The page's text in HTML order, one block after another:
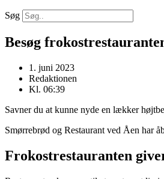
Søg
Besøg
1. juni 2023
Redaktionen
Kl. 06:39
Savner du at kunne nyde en lækker
Smørrebrød og Restaurant ved Åen har
Frokostrestauranten